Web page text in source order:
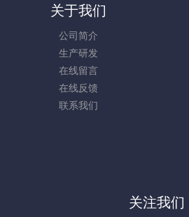
关于我们
公司简介
生产研发
在线留言
在线反馈
联系我们
关注我们